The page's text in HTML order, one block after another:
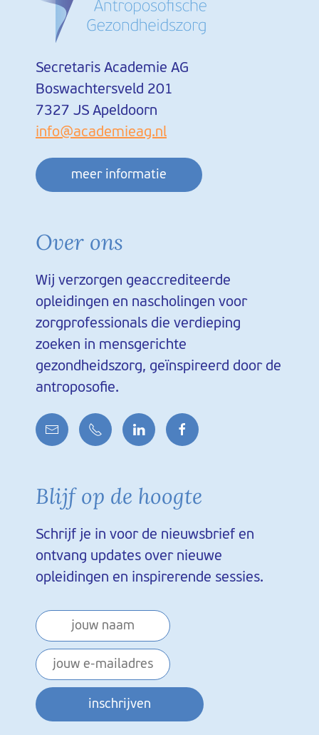
Secretaris Academie AG
Boswachtersveld 201
7327 JS Apeldoorn
info@academieag.nl
meer informatie
Over ons
Wij verzorgen geaccrediteerde
opleidingen en nascholingen voor
zorgprofessionals die verdieping
zoeken in mensgerichte
gezondheidszorg, geïnspireerd door de
antroposofie.
Blijf op de hoogte
Schrijf je in voor de nieuwsbrief en
ontvang updates over nieuwe
opleidingen en inspirerende sessies.
inschrijven